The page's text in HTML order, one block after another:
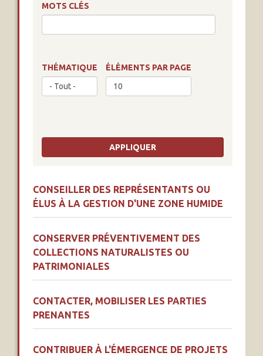
MOTS CLÉS
THÉMATIQUE ÉLÉMENTS PAR PAGE
CONSEILLER DES REPRÉSENTANTS OU
ÉLUS À LA GESTION D'UNE ZONE HUMIDE
CONSERVER PRÉVENTIVEMENT DES
COLLECTIONS NATURALISTES OU
PATRIMONIALES
CONTACTER, MOBILISER LES PARTIES
PRENANTES
CONTRIBUER À L'ÉMERGENCE DE PROJETS